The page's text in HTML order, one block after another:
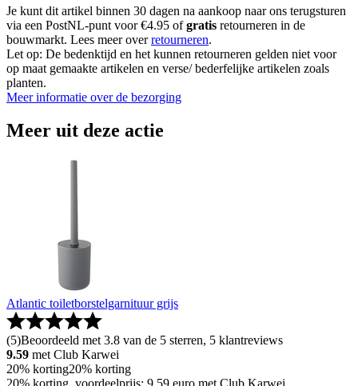
Je kunt dit artikel binnen 30 dagen na aankoop naar ons terugsturen
via een PostNL-punt voor €4.95 ofgratis retourneren in de
bouwmarkt. Lees meer overretourneren.
Let op: De bedenktijd en het kunnen retourneren gelden niet voor
op maat gemaakte artikelen en verse/ bederfelijke artikelen zoals
planten.
Meer informatie over de bezorging
Meer uit deze actie
Atlantic toiletborstelgarnituur grijs
(5)Beoordeeld met 3.8 van de 5 sterren, 5 klantreviews
9.59 met Club Karwei
20% korting20% korting